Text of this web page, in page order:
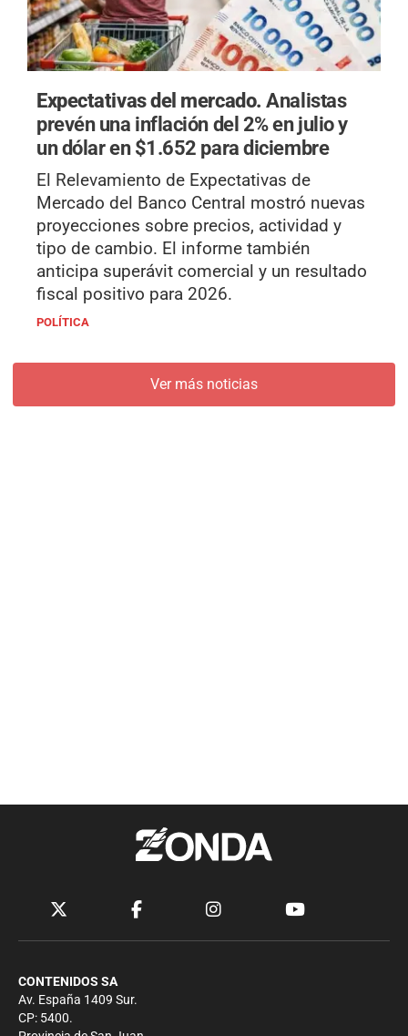
Expectativas del mercado.Analistas
prevén una inflación del 2% en julio y
un dólar en $1.652 para diciembre
El Relevamiento de Expectativas de
Mercado del Banco Central mostró nuevas
proyecciones sobre precios, actividad y
tipo de cambio. El informe también
anticipa superávit comercial y un resultado
fiscal positivo para 2026.
POLÍTICA
Ver más noticias
CONTENIDOS SA
Av. España 1409 Sur.
CP: 5400.